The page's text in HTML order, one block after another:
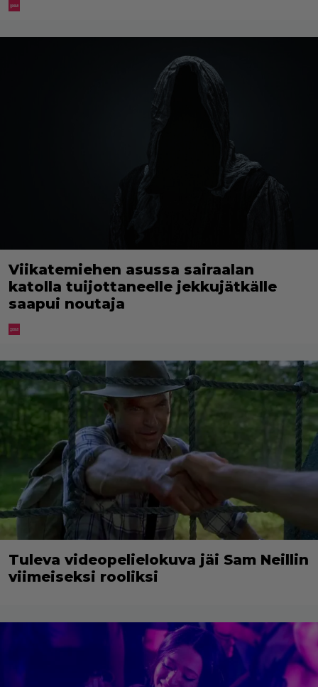
Viikatemiehen asussa sairaalan
katolla tuijottaneelle jekkujätkälle
saapui noutaja
Tuleva videopelielokuva jäi Sam Neillin
viimeiseksi rooliksi